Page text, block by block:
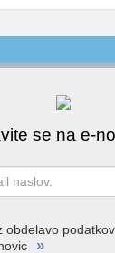
se na e-
obdelavo
»